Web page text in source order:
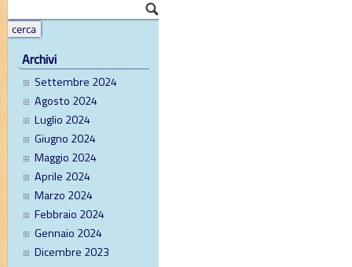
Archivi
Settembre 2024
Agosto 2024
Luglio 2024
Giugno 2024
Maggio 2024
Aprile 2024
Marzo 2024
Febbraio 2024
Gennaio 2024
Dicembre 2023